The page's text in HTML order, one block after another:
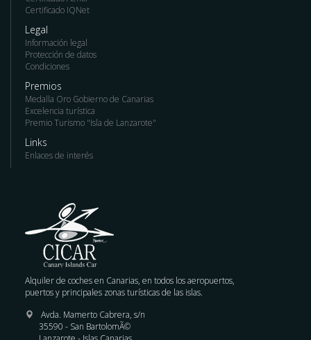
Certificado IQNet
Legal
Información legal
Protección de datos
Condiciones
Premios
Medalla Oro Gobierno de Canarias
Excelencia turística
Premio Turismo "Isla de Lanzarote"
Links
Enlaces de interés
Alquiler de coches en Canarias, en todos los aeropuertos,
puertos y principales zonas turísticas de las islas.
Avda. Mamerto Cabrera, s/n
35590 - San BartolomÃ©